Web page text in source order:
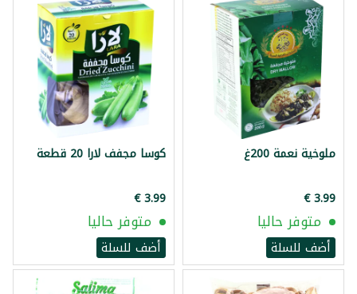
ملوخية نعمة 200غ
متوفر حاليا
أضف للسلة
كوسا مجفف لارا 20 قطعة
متوفر حاليا
أضف للسلة